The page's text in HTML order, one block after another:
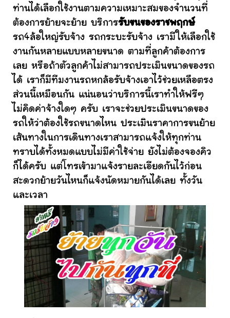
ท่านได้เลือกใช้งานตามความเหมาะสมของจำนวนที่
ต้องการย้ายจะย้าย บริการรับขนของราชพฤกษ์
รถ4ล้อใหญ่รับจ้าง รถกระบะรับจ้าง เรามีให้เลือกใช้
งานกันหลายแบบหลายขนาด ตามที่ลูกค้าต้องการ
เลย หรือถ้าตัวลูกค้าไม่สามารถประเมินขนาดของรถ
ได้ เราก็มีทีมงานรถหกล้อรับจ้างเอาไว้ช่วยเหลือตรง
ส่วนนี้เหมือนกัน แน่นอนว่าบริการนี้เราทำให้ฟรีๆ
ไม่คิดค่าจ้างใดๆ ครับ เราจะช่วยประเมินขนาดของ
รถให้ว่าต้องใช้รถขนาดไหน ประเมินราคาการขนย้าย
เส้นทางในการเดินทางเราสามารถแจ้งให้ทุกท่าน
ทราบได้ทั้งหมดแบบไม่มีค่าใช้จ่าย ยังไม่ต้องจองคิว
ก็ได้ครับ แต่โทรเข้ามาแจ้งรายละเอียดกันไว้ก่อน
สะดวกย้ายวันไหนก็แจ้งนัดหมายกันได้เลย ทั้งวัน
และเวลา